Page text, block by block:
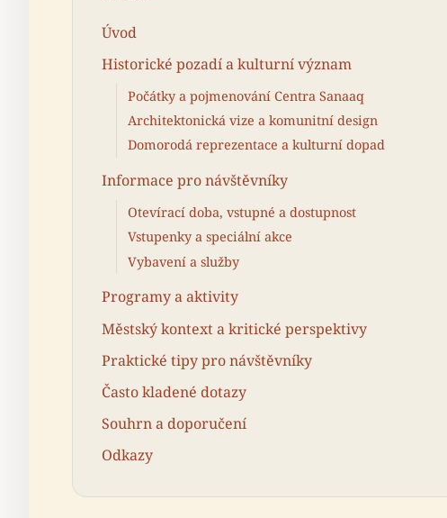
Úvod
Historické pozadí a kulturní význam
Počátky a pojmenování Centra Sanaaq
Architektonická vize a komunitní design
Domorodá reprezentace a kulturní dopad
Informace pro návštěvníky
Otevírací doba, vstupné a dostupnost
Vstupenky a speciální akce
Vybavení a služby
Programy a aktivity
Městský kontext a kritické perspektivy
Praktické tipy pro návštěvníky
Často kladené dotazy
Souhrn a doporučení
Odkazy